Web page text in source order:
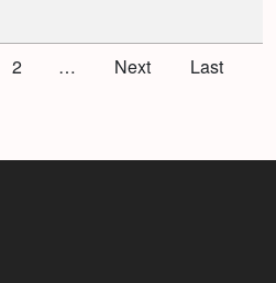
2 … Next
Last